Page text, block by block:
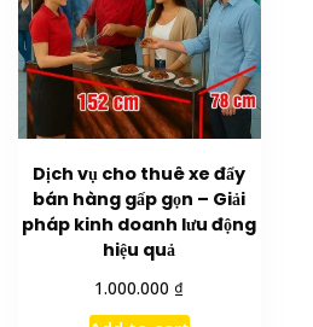
Dịch vụ cho thuê xe đẩy
bán hàng gấp gọn – Giải
pháp kinh doanh lưu động
hiệu quả
1.000.000 ₫